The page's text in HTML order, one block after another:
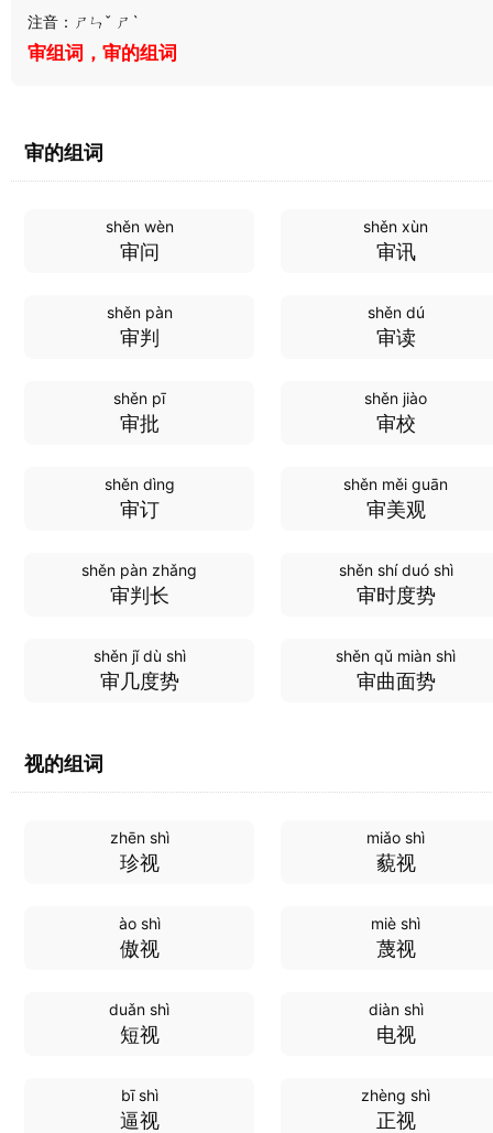
注音：ㄕㄣˇ ㄕˋ
审组词，审的组词
审的组词
shěn wèn
审问
shěn xùn
审讯
shěn pàn
审判
shěn dú
审读
shěn pī
审批
shěn jiào
审校
shěn dìng
审订
shěn měi guān
审美观
shěn pàn zhǎng
审判长
shěn shí duó shì
审时度势
shěn jǐ dù shì
审几度势
shěn qǔ miàn shì
审曲面势
视的组词
zhēn shì
珍视
miǎo shì
藐视
ào shì
傲视
miè shì
蔑视
duǎn shì
短视
diàn shì
电视
bī shì
逼视
zhèng shì
正视